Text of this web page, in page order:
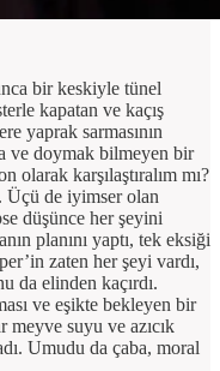
bir keskiyle tünel
kapatan ve kaçış
yaprak sarmasının
ve doymak bilmeyen bir
olarak karşılaştıralım mı?
Üçü de iyimser olan
düşünce her şeyini
planını yaptı, tek eksiği
zaten her şeyi vardı,
da elinden kaçırdı.
ve eşikte bekleyen bir
meyve suyu ve azıcık
Umudu da çaba, moral